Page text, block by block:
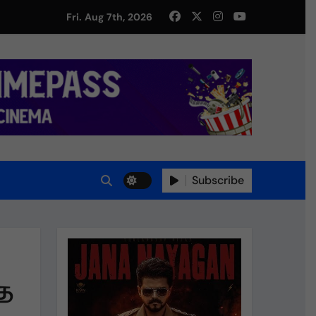
Fri. Aug 7th, 2026
Subscribe